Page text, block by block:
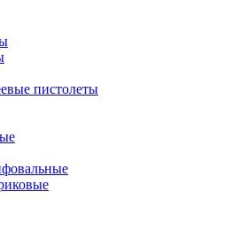
пистолеты